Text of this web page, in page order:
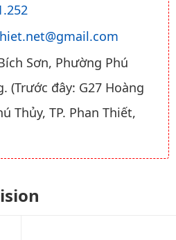
Sơn, Phường Phú
(Trước đây: G27 Hoàng
Thủy, TP. Phan Thiết,